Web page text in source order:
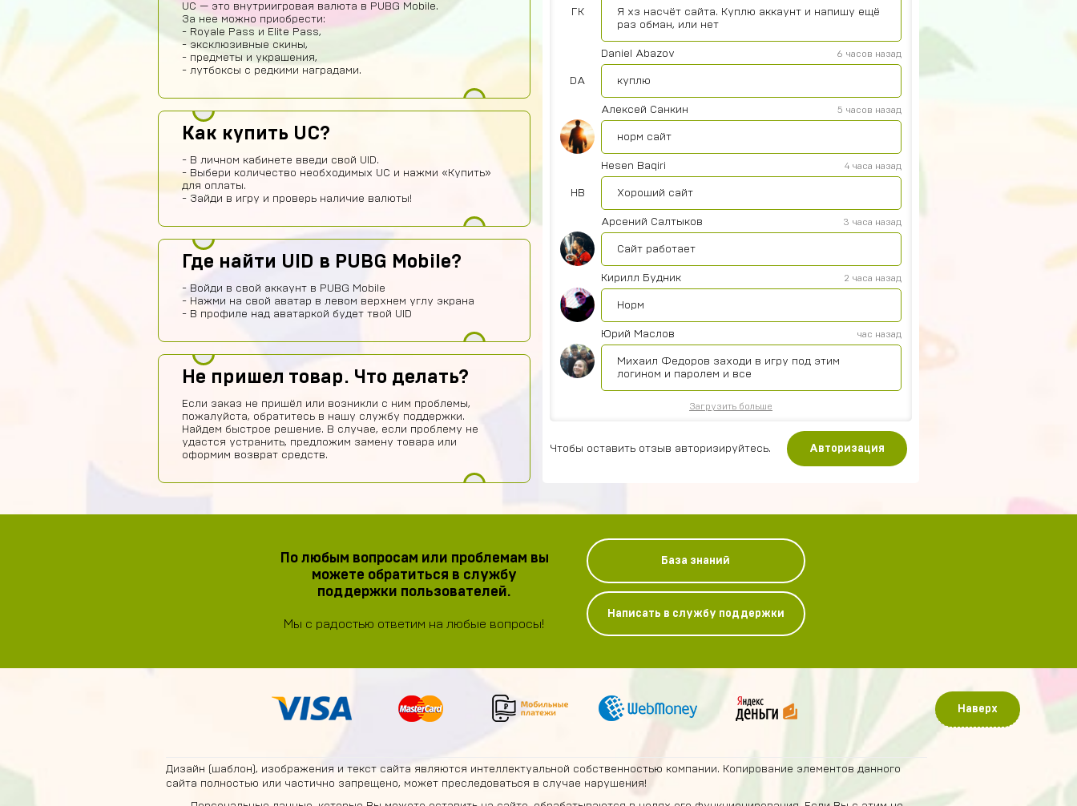
UC — это внутриигровая валюта в PUBG Mobile.
За нее можно приобрести:
- Royale Pass и Elite Pass,
- эксклюзивные скины,
- предметы и украшения,
- лутбоксы с редкими наградами.
Как купить UC?
- В личном кабинете введи свой UID.
- Выбери количество необходимых UC и нажми «Купить»
для оплаты.
- Зайди в игру и проверь наличие валюты!
Где найти UID в PUBG Mobile?
- Войди в свой аккаунт в PUBG Mobile
- Нажми на свой аватар в левом верхнем углу экрана
- В профиле над аватаркой будет твой UID
Не пришел товар. Что делать?
Если заказ не пришёл или возникли с ним проблемы,
пожалуйста, обратитесь в нашу службу поддержки.
Найдем быстрое решение. В случае, если проблему не
удастся устранить, предложим замену товара или
оформим возврат средств.
ГК
Я хз насчёт сайта. Куплю аккаунт и напишу ещё
раз обман, или нет
DA
Daniel Abazov 6 часов назад
куплю
Алексей Санкин 5 часов назад
норм сайт
HB
Hesen Baqiri 4 часа назад
Хороший сайт
Арсений Салтыков 3 часа назад
Сайт работает
Кирилл Будник 2 часа назад
Норм
Юрий Маслов час назад
Михаил Федоров заходи в игру под этим
логином и паролем и все
Загрузить больше
Чтобы оставить отзыв авторизируйтесь. Авторизация
По любым вопросам или проблемам вы
можете обратиться в службу
поддержки пользователей.
Мы с радостью ответим на любые вопросы!
База знаний
Написать в службу поддержки
Наверх
Дизайн (шаблон), изображения и текст сайта являются интеллектуальной собственностью компании. Копирование элементов данного
сайта полностью или частично запрещено, может преследоваться в случае нарушения!